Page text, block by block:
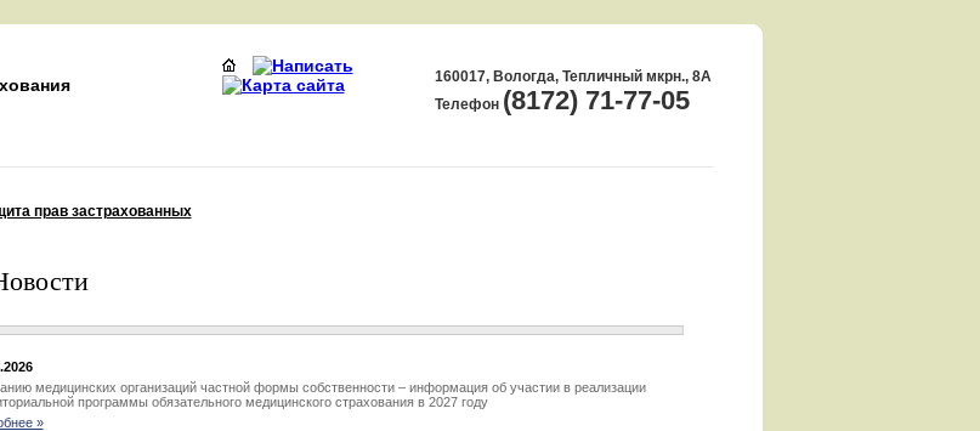
160017, Вологда, Тепличный мкрн., 8А
Телефон (8172) 71-77-05
прав застрахованных
медицинских организаций частной формы собственности – информация об участии в реализации
программы обязательного медицинского страхования в 2027 году
»